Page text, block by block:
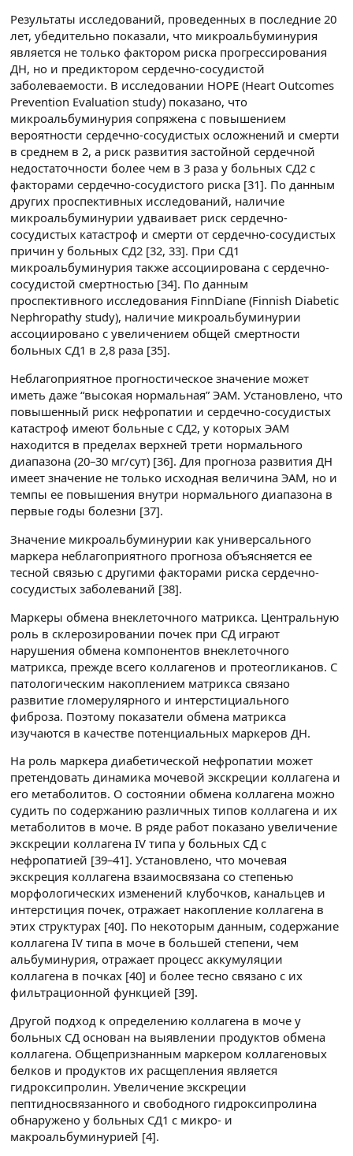
Результаты исследований, проведенных в последние 20
лет, убедительно показали, что микроальбуминурия
является не только фактором риска прогрессирования
ДН, но и предиктором сердечно-сосудистой
заболеваемости. В исследовании HOPE (Heart Outcomes
Prevention Evaluation study) показано, что
микроальбуминурия сопряжена с повышением
вероятности сердечно-сосудистых осложнений и смерти
в среднем в 2, а риск развития застойной сердечной
недостаточности более чем в 3 раза у больных СД2 с
факторами сердечно-сосудистого риска [31]. По данным
других проспективных исследований, наличие
микроальбуминурии удваивает риск сердечно-
сосудистых катастроф и смерти от сердечно-сосудистых
причин у больных СД2 [32, 33]. При СД1
микроальбуминурия также ассоциирована с сердечно-
сосудистой смертностью [34]. По данным
проспективного исследования FinnDiane (Finnish Diabetic
Nephropathy study), наличие микроальбуминурии
ассоциировано с увеличением общей смертности
больных СД1 в 2,8 раза [35].
Неблагоприятное прогностическое значение может
иметь даже “высокая нормальная” ЭАМ. Установлено, что
повышенный риск нефропатии и сердечно-сосудистых
катастроф имеют больные с СД2, у которых ЭАМ
находится в пределах верхней трети нормального
диапазона (20–30 мг/сут) [36]. Для прогноза развития ДН
имеет значение не только исходная величина ЭАМ, но и
темпы ее повышения внутри нормального диапазона в
первые годы болезни [37].
Значение микроальбуминурии как универсального
маркера неблагоприятного прогноза объясняется ее
тесной связью с другими факторами риска сердечно-
сосудистых заболеваний [38].
Маркеры обмена внеклеточного матрикса. Центральную
роль в склерозировании почек при СД играют
нарушения обмена компонентов внеклеточного
матрикса, прежде всего коллагенов и протеогликанов. С
патологическим накоплением матрикса связано
развитие гломерулярного и интерстициального
фиброза. Поэтому показатели обмена матрикса
изучаются в качестве потенциальных маркеров ДН.
На роль маркера диабетической нефропатии может
претендовать динамика мочевой экскреции коллагена и
его метаболитов. О состоянии обмена коллагена можно
судить по содержанию различных типов коллагена и их
метаболитов в моче. В ряде работ показано увеличение
экскреции коллагена IV типа у больных СД с
нефропатией [39–41]. Установлено, что мочевая
экскреция коллагена взаимосвязана со степенью
морфологических изменений клубочков, канальцев и
интерстиция почек, отражает накопление коллагена в
этих структурах [40]. По некоторым данным, содержание
коллагена IV типа в моче в большей степени, чем
альбуминурия, отражает процесс аккумуляции
коллагена в почках [40] и более тесно связано с их
фильтрационной функцией [39].
Другой подход к определению коллагена в моче у
больных СД основан на выявлении продуктов обмена
коллагена. Общепризнанным маркером коллагеновых
белков и продуктов их расщепления является
гидроксипролин. Увеличение экскреции
пептидносвязанного и свободного гидроксипролина
обнаружено у больных СД1 с микро- и
макроальбуминурией [4].